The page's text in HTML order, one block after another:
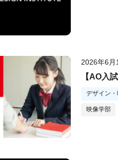
2026年6月
【AO入
デザイン
映像学部